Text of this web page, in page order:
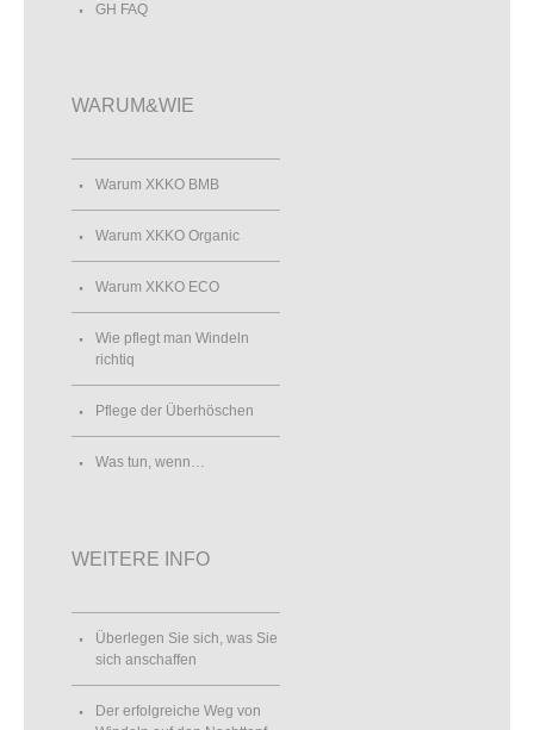
GH FAQ
WARUM&WIE
Warum XKKO BMB
Warum XKKO Organic
Warum XKKO ECO
Wie pflegt man Windeln
richtiq
Pflege der Überhöschen
Was tun, wenn…
WEITERE INFO
Überlegen Sie sich, was Sie
sich anschaffen
Der erfolgreiche Weg von